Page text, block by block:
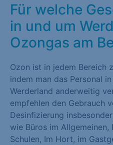
Für welche
in und um
Ozongas am
Ozon ist in jedem Bereich
indem man das Personal
Werderland anderweitig
empfehlen den Gebrauch
Desinfizierung
wie Büros im Allgemeinen,
Schulen, Im Hort, im